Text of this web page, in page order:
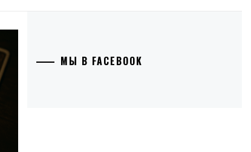
МЫ В FACEBOOK